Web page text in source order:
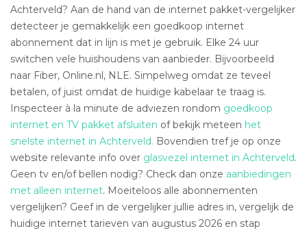
Achterveld? Aan de hand van de internet pakket-vergelijker
detecteer je gemakkelijk een goedkoop internet
abonnement dat in lijn is met je gebruik. Elke 24 uur
switchen vele huishoudens van aanbieder. Bijvoorbeeld
naar Fiber, Online.nl, NLE. Simpelweg omdat ze teveel
betalen, of juist omdat de huidige kabelaar te traag is.
Inspecteer à la minute de adviezen rondom goedkoop
internet en TV pakket afsluiten of bekijk meteen het
snelste internet in Achterveld. Bovendien tref je op onze
website relevante info over glasvezel internet in Achterveld.
Geen tv en/of bellen nodig? Check dan onze aanbiedingen
met alleen internet. Moeiteloos alle abonnementen
vergelijken? Geef in de vergelijker jullie adres in, vergelijk de
huidige internet tarieven van augustus 2026 en stap